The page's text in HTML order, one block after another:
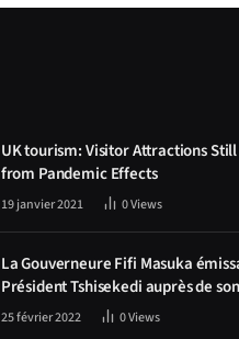
UK tourism: Visitor Attractions
from Pandemic Effects
19 janvier 2021 0Views
La Gouverneure Fifi Masuka
Président Tshisekedi auprès de son
homologue Zambien Hichilema, la
25 février 2022 0Views